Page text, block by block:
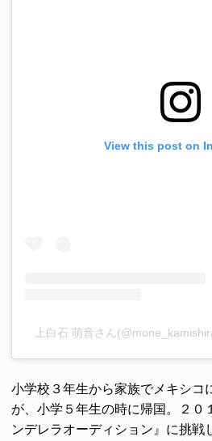
View this post on
小学校３年生から家族でメキシコ
が、小学５年生の時に帰国。２０
ンデレラオーディション』に挑戦